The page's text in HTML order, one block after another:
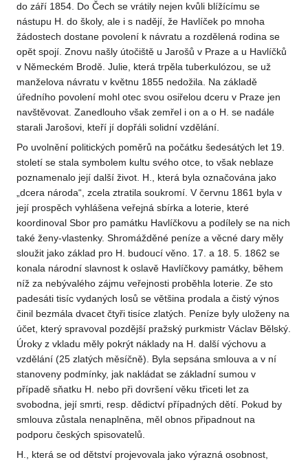
do září 1854. Do Čech se vrátily nejen kvůli blížícímu se
nástupu H. do školy, ale i s nadějí, že Havlíček po mnoha
žádostech dostane povolení k návratu a rozdělená rodina se
opět spojí. Znovu našly útočiště u Jarošů v Praze a u Havlíčků
v Německém Brodě. Julie, která trpěla tuberkulózou, se už
manželova návratu v květnu 1855 nedožila. Na základě
úředního povolení mohl otec svou osiřelou dceru v Praze jen
navštěvovat. Zanedlouho však zemřel i on a o H. se nadále
starali Jarošovi, kteří jí dopřáli solidní vzdělání.
Po uvolnění politických poměrů na počátku šedesátých let 19.
století se stala symbolem kultu svého otce, to však neblaze
poznamenalo její další život. H., která byla označována jako
„dcera národa“, zcela ztratila soukromí. V červnu 1861 byla v
její prospěch vyhlášena veřejná sbírka a loterie, které
koordinoval Sbor pro památku Havlíčkovu a podílely se na nich
také ženy-vlastenky. Shromážděné peníze a věcné dary měly
sloužit jako základ pro H. budoucí věno. 17. a 18. 5. 1862 se
konala národní slavnost k oslavě Havlíčkovy památky, během
níž za nebývalého zájmu veřejnosti proběhla loterie. Ze sto
padesáti tisíc vydaných losů se většina prodala a čistý výnos
činil bezmála dvacet čtyři tisíce zlatých. Peníze byly uloženy na
účet, který spravoval pozdější pražský purkmistr Václav Bělský.
Úroky z vkladu měly pokrýt náklady na H. další výchovu a
vzdělání (25 zlatých měsíčně). Byla sepsána smlouva a v ní
stanoveny podmínky, jak nakládat se základní sumou v
případě sňatku H. nebo při dovršení věku třiceti let za
svobodna, její smrti, resp. dědictví případných dětí. Pokud by
smlouva zůstala nenaplněna, měl obnos připadnout na
podporu českých spisovatelů.
H., která se od dětství projevovala jako výrazná osobnost,